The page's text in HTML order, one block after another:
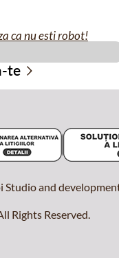
ca nu esti robot!
Studio and
Rights Reserved.